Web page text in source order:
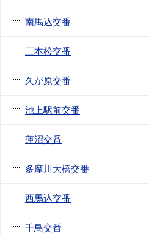
南馬込交番
三本松交番
久が原交番
池上駅前交番
蓮沼交番
多摩川大橋交番
西馬込交番
千鳥交番